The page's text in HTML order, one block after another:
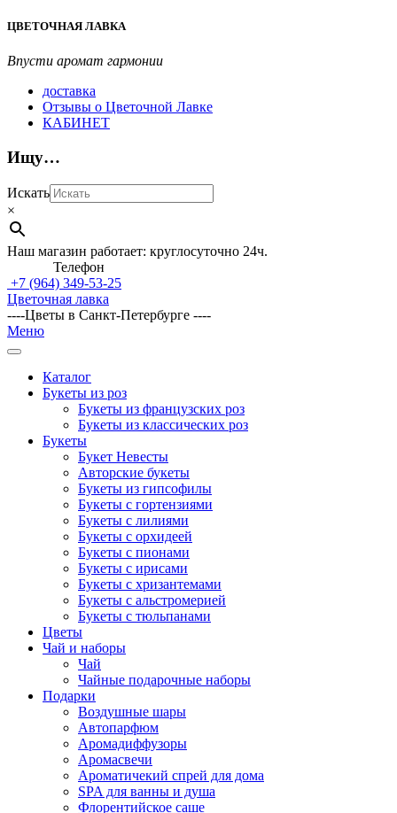
Перейти
содержимому
ЦВЕТОЧНАЯ ЛАВКА
Впусти аромат гармонии
доставка
Отзывы о Цветочной Лавке
КАБИНЕТ
Ищу…
Искать
×
Наш магазин работает: круглосуточно 24ч.
Телефон
+7 (964) 349-53-25
Цветочная лавка
----Цветы в Санкт-Петербурге ----
Главное
навигационное
Меню
Каталог
Букеты из роз
Букеты из французских роз
Букеты из классических роз
Букеты
Букет Невесты
Авторские букеты
Букеты из гипсофилы
Букеты с гортензиями
Букеты с лилиями
Букеты с орхидеей
Букеты с пионами
Букеты с ирисами
Букеты с хризантемами
Букеты с альстромерией
Букеты с тюльпанами
Цветы
Чай и наборы
Чай
Чайные подарочные наборы
Подарки
Воздушные шары
Автопарфюм
Аромадиффузоры
Аромасвечи
Ароматичекий спрей для дома
SPA для ванны и душа
Флорентийское саше